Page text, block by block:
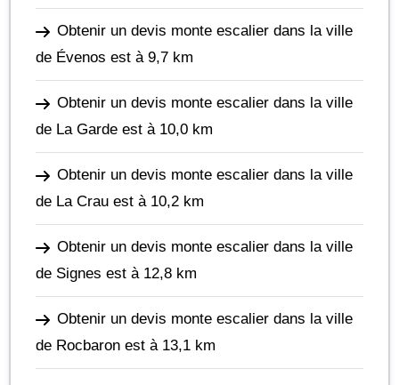
Obtenir un devis monte escalier dans la ville
de Évenos est à 9,7 km
Obtenir un devis monte escalier dans la ville
de La Garde est à 10,0 km
Obtenir un devis monte escalier dans la ville
de La Crau est à 10,2 km
Obtenir un devis monte escalier dans la ville
de Signes est à 12,8 km
Obtenir un devis monte escalier dans la ville
de Rocbaron est à 13,1 km